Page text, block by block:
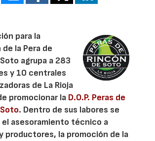
para la
la Pera de
agrupa a 283
y 10 centrales
de La Rioja
promocionar la D.O.P. Peras de
. Dentro de sus labores se
asesoramiento técnico a
productores, la promoción de la